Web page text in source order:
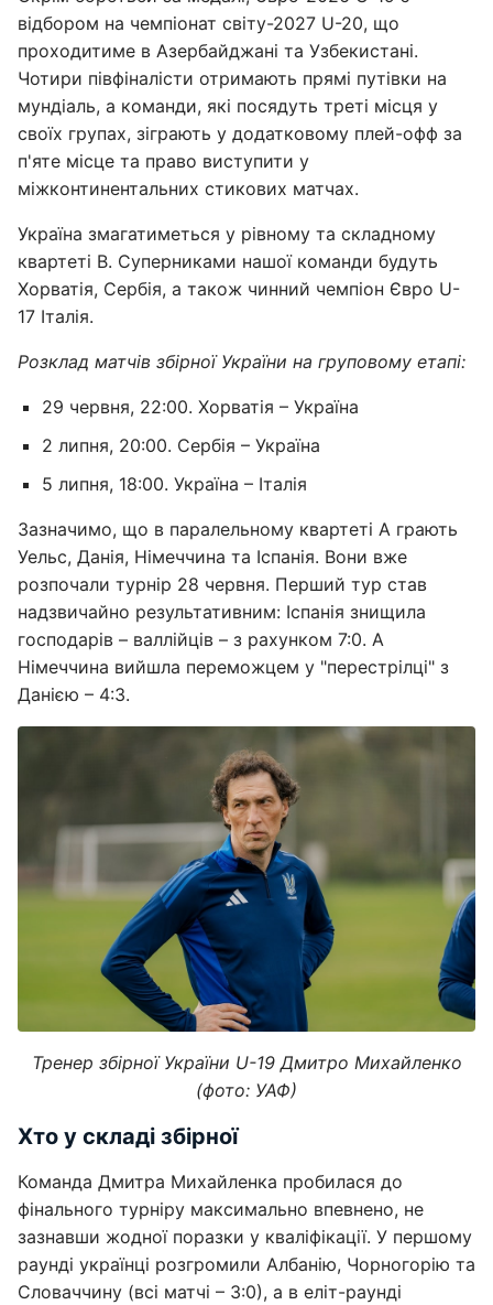
відбором на чемпіонат світу-2027 U-20, що
проходитиме в Азербайджані та Узбекистані.
Чотири півфіналісти отримають прямі путівки на
мундіаль, а команди, які посядуть треті місця у
своїх групах, зіграють у додатковому плей-офф за
п'яте місце та право виступити у
міжконтинентальних стикових матчах.
Україна змагатиметься у рівному та складному
квартеті В. Суперниками нашої команди будуть
Хорватія, Сербія, а також чинний чемпіон Євро U-
17 Італія.
Розклад матчів збірної України на груповому етапі:
29 червня, 22:00. Хорватія – Україна
2 липня, 20:00. Сербія – Україна
5 липня, 18:00. Україна – Італія
Зазначимо, що в паралельному квартеті А грають
Уельс, Данія, Німеччина та Іспанія. Вони вже
розпочали турнір 28 червня. Перший тур став
надзвичайно результативним: Іспанія знищила
господарів – валлійців – з рахунком 7:0. А
Німеччина вийшла переможцем у "перестрілці" з
Данією – 4:3.
Тренер збірної України U-19 Дмитро Михайленко
(фото: УАФ)
Хто у складі збірної
Команда Дмитра Михайленка пробилася до
фінального турніру максимально впевнено, не
зазнавши жодної поразки у кваліфікації. У першому
раунді українці розгромили Албанію, Чорногорію та
Словаччину (всі матчі – 3:0), а в еліт-раунді